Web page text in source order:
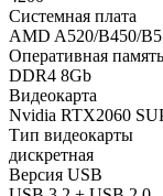
Системная плата
AMD A520/B450/
Оперативная память
DDR4 8Gb
Видеокарта
Nvidia RTX2060
Тип видеокарты
дискретная
Версия USB